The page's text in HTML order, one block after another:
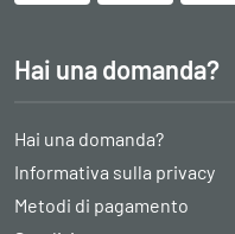
Hai una domanda?
Hai una domanda?
Informativa sulla privacy
Metodi di pagamento